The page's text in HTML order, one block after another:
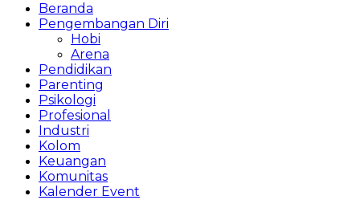
Beranda
Pengembangan Diri
Hobi
Arena
Pendidikan
Parenting
Psikologi
Profesional
Industri
Kolom
Keuangan
Komunitas
Kalender Event